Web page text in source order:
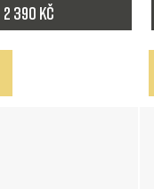
2 390 Kč